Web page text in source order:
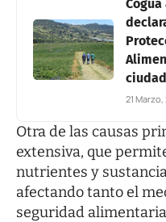
21
Otra de las causas
extensiva, que
nutrientes y
afectando tanto el
seguridad